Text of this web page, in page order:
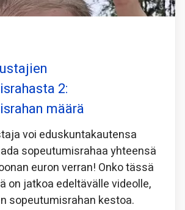
2:
määrä
voi eduskuntakautensa
sopeutumisrahaa yhteensä
euron verran! Onko tässä
on jatkoa edeltävälle videolle,
sopeutumisrahan kestoa.